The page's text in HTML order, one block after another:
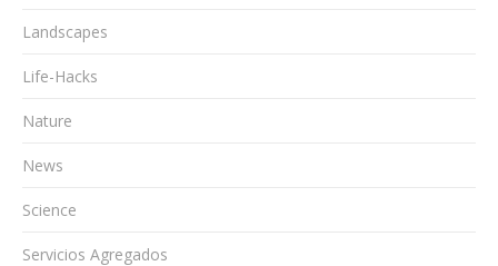
Landscapes
Life-Hacks
Nature
News
Science
Servicios Agregados